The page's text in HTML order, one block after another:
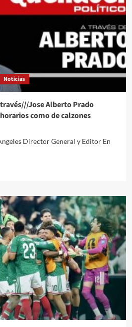
Noticias
Jose Alberto Prado
como de calzones
Director General y Editor En